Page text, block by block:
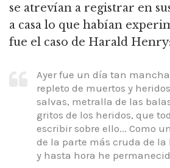
se atrevían a registrar en
a casa lo que habían
fue el caso de Harald Henry:
Ayer fue un día tan
repleto de muertos y
salvas, metralla de las
gritos de los heridos, que
escribir sobre ello... Como
de la parte más cruda de
y hasta hora he